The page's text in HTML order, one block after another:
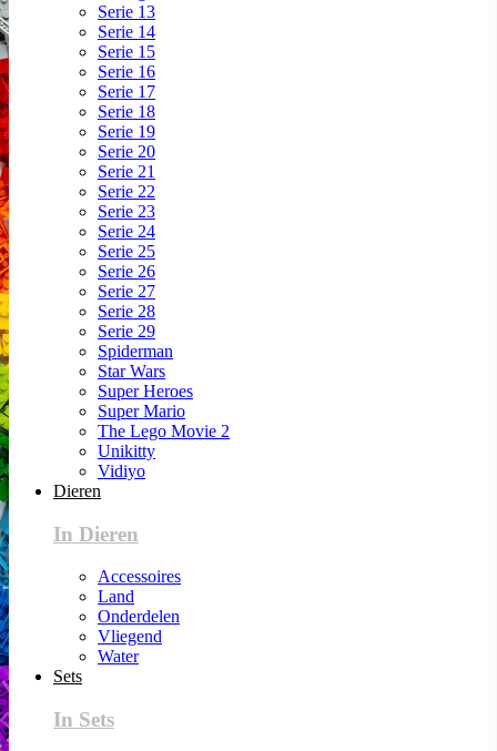
Serie 13
Serie 14
Serie 15
Serie 16
Serie 17
Serie 18
Serie 19
Serie 20
Serie 21
Serie 22
Serie 23
Serie 24
Serie 25
Serie 26
Serie 27
Serie 28
Serie 29
Spiderman
Star Wars
Super Heroes
Super Mario
The Lego Movie 2
Unikitty
Vidiyo
Dieren
In Dieren
Accessoires
Land
Onderdelen
Vliegend
Water
Sets
In Sets